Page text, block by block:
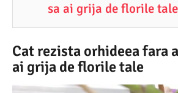
2
5
sa ai grija de florile tale
Cat rezista orhideea fara
ai grija de florile tale